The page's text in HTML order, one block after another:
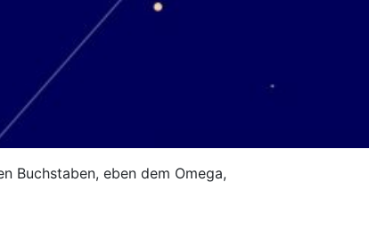
Buchstaben, eben dem Omega,